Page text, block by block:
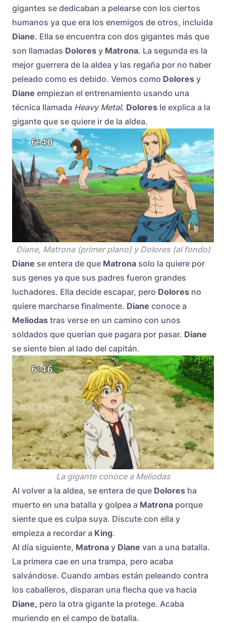
gigantes se dedicaban a pelearse con los ciertos
humanos ya que era los enemigos de otros, incluida
Diane. Ella se encuentra con dos gigantes más que
son llamadas Dolores y Matrona. La segunda es la
mejor guerrera de la aldea y las regaña por no haber
peleado como es debido. Vemos como Dolores y
Diane empiezan el entrenamiento usando una
técnica llamada Heavy Metal. Dolores le explica a la
gigante que se quiere ir de la aldea.
Diane, Matrona (primer plano) y Dolores (al fondo)
Diane se entera de que Matrona solo la quiere por
sus genes ya que sus padres fueron grandes
luchadores. Ella decide escapar, pero Dolores no
quiere marcharse finalmente. Diane conoce a
Meliodas tras verse en un camino con unos
soldados que querían que pagara por pasar. Diane
se siente bien al lado del capitán.
La gigante conoce a Meliodas
Al volver a la aldea, se entera de que Dolores ha
muerto en una batalla y golpea a Matrona porque
siente que es culpa suya. Discute con ella y
empieza a recordar a King.
Al día siguiente, Matrona y Diane van a una batalla.
La primera cae en una trampa, pero acaba
salvándose. Cuando ambas están peleando contra
los caballeros, disparan una flecha que va hacia
Diane, pero la otra gigante la protege. Acaba
muriendo en el campo de batalla.